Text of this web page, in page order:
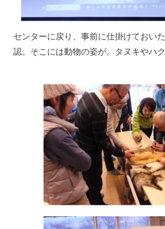
センターに戻り、事前に仕掛けておい
認。そこには動物の姿が。タヌキやハ